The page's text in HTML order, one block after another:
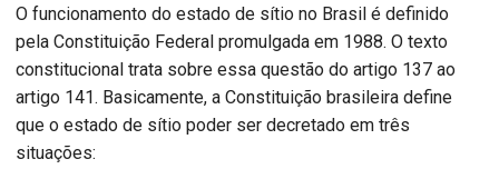
O funcionamento do estado de sítio no Brasil é definido
pela Constituição Federal promulgada em 1988. O texto
constitucional trata sobre essa questão do artigo 137 ao
artigo 141. Basicamente, a Constituição brasileira define
que o estado de sítio poder ser decretado em três
situações: